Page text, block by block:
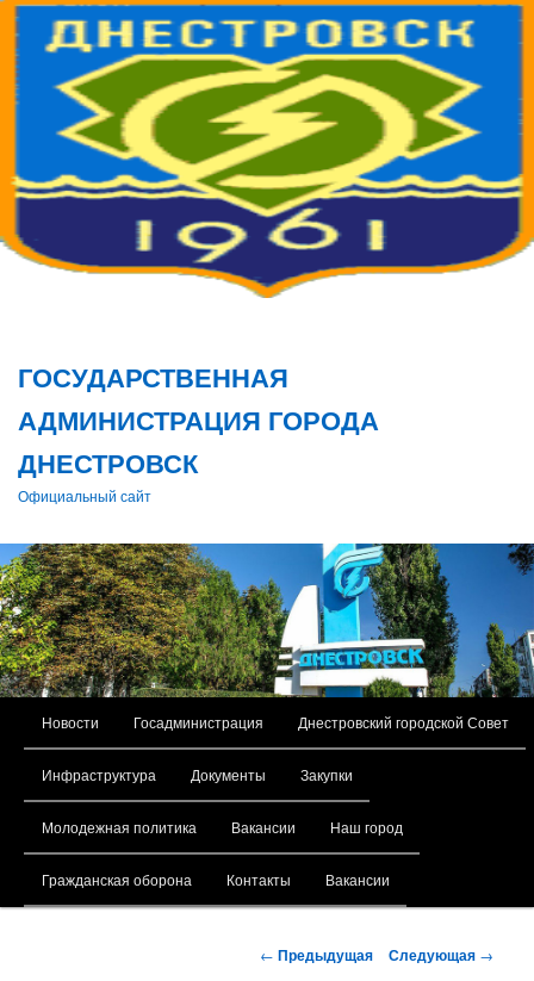
ГОСУДАРСТВЕННАЯ
АДМИНИСТРАЦИЯ ГОРОДА
ДНЕСТРОВСК
Официальный сайт
Перейти к основному содержимому
Новости Госадминистрация Днестровский городской Совет
Инфраструктура Документы Закупки
Молодежная политика Вакансии Наш город
Гражданская оборона Контакты Вакансии
Навигация по записям
← Предыдущая Следующая →